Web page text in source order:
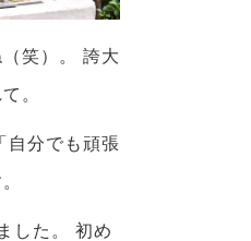
笑）。 誇大
。
自分でも頑張
した。 初め